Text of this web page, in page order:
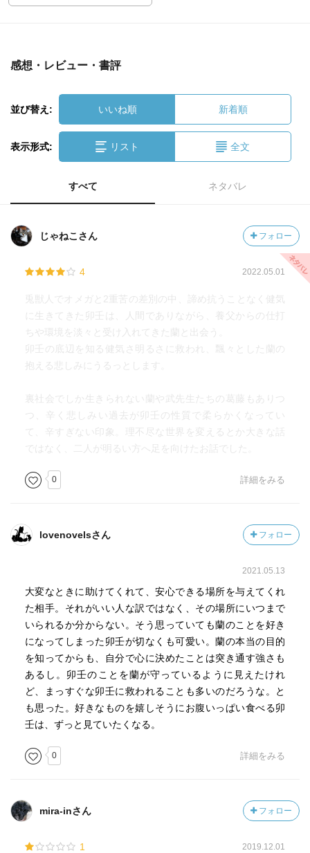
感想・レビュー・書評
並び替え: いいね順 新着順
表示形式: リスト 全文
すべて ネタバレ
じゃねこさん フォロー
4 2022.05.01
兎獣人でオメガと2重苦の差別の中、諦め抗うことなく健気
に生きてきた卯壬は、人間でありながら、養父からの仕打
ちや環境を淡々と受け入れてきた蘭と出会う。
卯壬の底辺を知る健気さ明るさに救われ、飄々とした蘭の
抱える悲しみにうるっとします。
裏社会でしか生きられない蘭や武先生たちの葛藤もありつ
つ、辛く悲しみい過去が卯壬の性質で柔らかくなってい
て、辛すぎない印象。理不尽な世界を変えるとか大きな話
ではなく、二人が明るい方へ足を向けたお話でした。
0 詳細をみる
lovenovelsさん フォロー
2021.05.13
大変なときに助けてくれて、安心できる場所を与えてくれ
た相手。それがいい人な訳ではなく、その場所にいつまで
いられるか分からない。そう思っていても蘭のことを好き
になってしまった卯壬が切なくも可愛い。蘭の本当の目的
を知ってからも、自分で心に決めたことは突き通す強さも
あるし。卯壬のことを蘭が守っているように見えたけれ
ど、まっすぐな卯壬に救われることも多いのだろうな。と
も思った。好きなものを嬉しそうにお腹いっぱい食べる卯
壬は、ずっと見ていたくなる。
0 詳細をみる
mira-inさん フォロー
1 2019.12.01